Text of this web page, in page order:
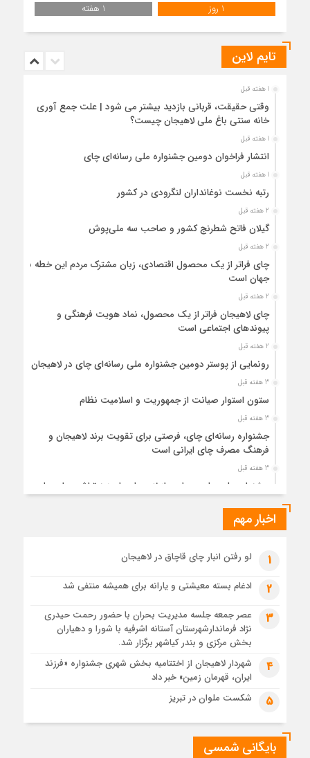
1 روز 1 هفته
تایم لاین
1 هفته قبل
وقتی حقیقت، قربانی بازدید بیشتر می شود | علت جمع آوری
خانه سنتی باغ ملی لاهیجان چیست؟
1 هفته قبل
انتشار فراخوان دومین جشنواره ملی رسانه‌ای چای
1 هفته قبل
رتبه نخست نوغانداران لنگرودی در کشور
2 هفته قبل
گیلان فاتح شطرنج کشور و صاحب سه ملی‌پوش
2 هفته قبل
چای فراتر از یک محصول اقتصادی، زبان مشترک مردم این خطه با
جهان است
2 هفته قبل
چای لاهیجان فراتر از یک محصول، نماد هویت فرهنگی و
پیوندهای اجتماعی است
2 هفته قبل
رونمایی از پوستر دومین جشنواره ملی رسانه‌ای چای در لاهیجان
3 هفته قبل
ستون استوار صیانت از جمهوریت و اسلامیت نظام
3 هفته قبل
جشنواره رسانه‌ای چای، فرصتی برای تقویت برند لاهیجان و
فرهنگ مصرف چای ایرانی است
3 هفته قبل
جشنواره ملی چای، حمایت از لاهیجان یا هزینه‌تراشی برای چای
ایرانی!؟
4 هفته قبل
4 هفته قبل
رئوف
تصاویر هوایی مراسم تشییع پیکر مطهر آقای شهید ایران – مشهد
مراسم تشییع پیکر مطهر آقای شهید ایران – مشهد
تصاویری از تراکم جمعیت حاضر در میدان ثورهالعشرین نجف
اشرف
اخبار مهم
1 لو رفتن انبار چای قاچاق در لاهیجان
2 ادغام بسته معیشتی و یارانه برای همیشه منتفی شد
3
عصر جمعه جلسه مدیریت بحران با حضور رحمت حیدری
نژاد فرماندارشهرستان آستانه اشرفیه با شورا و دهیاران
بخش مرکزی و بندر کیاشهر برگزار شد.
4
شهردار لاهیجان از اختتامیه بخش شهری جشنواره «فرزند
ایران، قهرمان زمین» خبر داد
5 شکست ملوان در تبریز
بایگانی شمسی